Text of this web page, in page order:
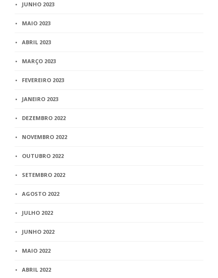
JUNHO 2023
MAIO 2023
ABRIL 2023
MARÇO 2023
FEVEREIRO 2023
JANEIRO 2023
DEZEMBRO 2022
NOVEMBRO 2022
OUTUBRO 2022
SETEMBRO 2022
AGOSTO 2022
JULHO 2022
JUNHO 2022
MAIO 2022
ABRIL 2022